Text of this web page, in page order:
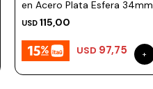
en Acero Plata Esfera 34mm
USD 115,00
USD 97,75